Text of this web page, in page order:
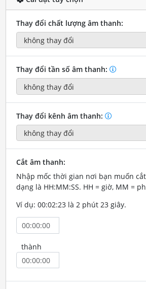
Thay đổi chất lượng âm thanh:
Thay đổi tần số âm thanh:
Thay đổi kênh âm thanh:
Cắt âm thanh:
Nhập mốc thời gian nơi bạn muốn
dạng là HH:MM:SS. HH = giờ, MM =
Ví dụ: 00:02:23 là 2 phút 23 giây.
thành